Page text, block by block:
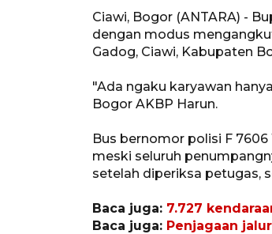
Ciawi, Bogor (ANTARA) -
dengan modus
Gadog, Ciawi, Kabupaten
"Ada ngaku karyawan
Bogor AKBP Harun.
Bus bernomor polisi F
meski seluruh
setelah diperiksa petugas,
Baca juga: 7.727
Baca juga: Penjagaan